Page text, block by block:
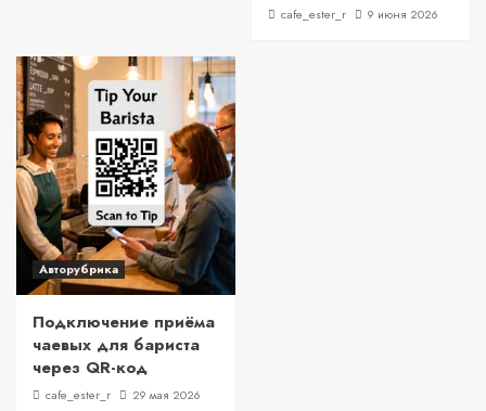
cafe_ester_r 9 июня 2026
Авторубрика
Подключение приёма
чаевых для бариста
через QR-код
cafe_ester_r 29 мая 2026